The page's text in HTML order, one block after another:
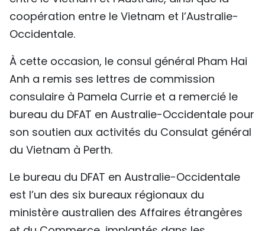
coopération entre le Vietnam et l’Australie-
Occidentale.
À cette occasion, le consul général Pham Hai
Anh a remis ses lettres de commission
consulaire à Pamela Currie et a remercié le
bureau du DFAT en Australie-Occidentale pour
son soutien aux activités du Consulat général
du Vietnam à Perth.
Le bureau du DFAT en Australie-Occidentale
est l’un des six bureaux régionaux du
ministère australien des Affaires étrangères